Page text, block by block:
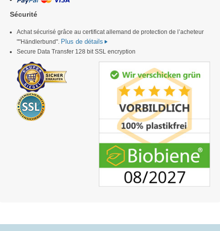
Sécurité
Achat sécurisé grâce au certificat allemand de protection de l’acheteur
""Händlerbund". Plus de détails
Secure Data Transfer 128 bit SSL encryption